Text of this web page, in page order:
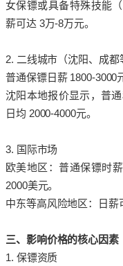
女保镖或具备特殊技能
薪可达 3万-8万元。
2. 二线城市（沈阳、成都
普通保镖日薪 1800-3000
沈阳本地报价显示，普
日均 2000-4000元。
3. 国际市场
欧美地区：普通保镖时
2000美元。
中东等高风险地区：日薪
三、影响价格的核心因素
1. 保镖资质